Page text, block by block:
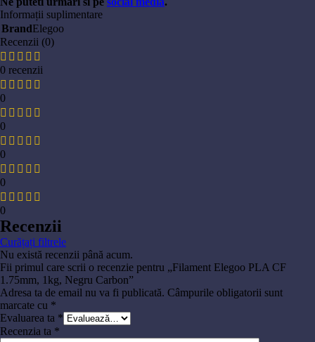
Informații suplimentare
BrandElegoo
Recenzii (0)
0 recenzii
0
0
0
0
0
Recenzii
Curățați filtrele
Nu există recenzii până acum.
Fii primul care scrii o recenzie pentru „Filament Elegoo PLA CF
1.75mm, 1kg, Negru Carbon”
Adresa ta de email nu va fi publicată. Câmpurile obligatorii sunt
marcate cu *
Evaluarea ta *
Recenzia ta *